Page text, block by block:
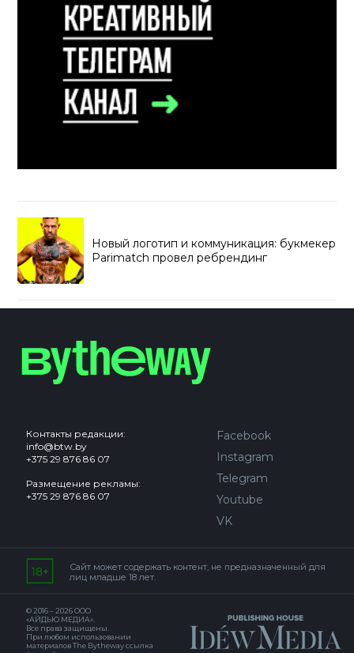
Новый логотип и коммуникация: букмекер
Parimatch провел ребрендинг
Контакты редакции:
info@btw.by
+375 29 876 86 07
Размещение рекламы:
+375 29 876 86 07
Facebook
Instagram
Telegram
Youtube
VK
Сайт может содержать контент, не предназначенный для
лиц младше 18 лет.
© 2016 – 2026 ООО
«АЙДЬЮ МЕДИА».
Все права защищены.
При любом использовании
материалов The Bytheway ссылка